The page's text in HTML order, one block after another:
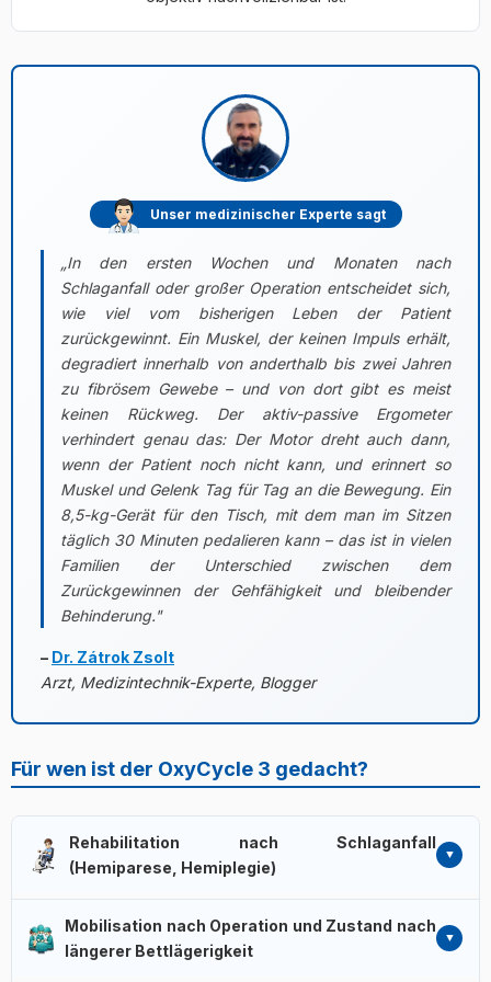
Unser medizinischer Experte sagt
„In den ersten Wochen und Monaten nach
Schlaganfall oder großer Operation entscheidet sich,
wie viel vom bisherigen Leben der Patient
zurückgewinnt. Ein Muskel, der keinen Impuls erhält,
degradiert innerhalb von anderthalb bis zwei Jahren
zu fibrösem Gewebe – und von dort gibt es meist
keinen Rückweg. Der aktiv-passive Ergometer
verhindert genau das: Der Motor dreht auch dann,
wenn der Patient noch nicht kann, und erinnert so
Muskel und Gelenk Tag für Tag an die Bewegung. Ein
8,5-kg-Gerät für den Tisch, mit dem man im Sitzen
täglich 30 Minuten pedalieren kann – das ist in vielen
Familien der Unterschied zwischen dem
Zurückgewinnen der Gehfähigkeit und bleibender
Behinderung."
– Dr. Zátrok Zsolt
Arzt, Medizintechnik-Experte, Blogger
Für wen ist der OxyCycle 3 gedacht?
Rehabilitation nach Schlaganfall
(Hemiparese, Hemiplegie)
(Hemiparese/Hemiplegie) bewegt sich der betroffene
Arm oder das Bein anfangs gar nicht oder nur sehr
Mobilisation nach Operation und Zustand nach
längerer Bettlägerigkeit